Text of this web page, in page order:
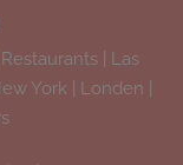
Restaurants| Las
York Londen